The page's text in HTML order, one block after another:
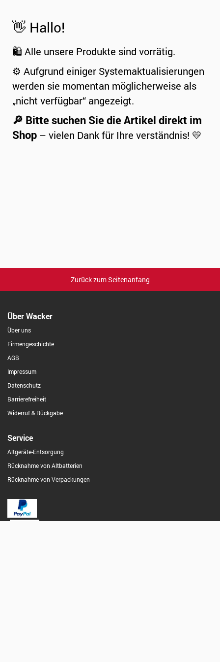
👋 Hallo!
🛍️ Alle unsere Produkte sind vorrätig.
⚙️ Aufgrund einiger Systemaktualisierungen
werden sie momentan möglicherweise als
„nicht verfügbar“ angezeigt.
🔎 Bitte suchen Sie die Artikel direkt im
Shop – vielen Dank für Ihre verständnis! 💛
Zurück zum Seitenanfang
Über Wacker
Über uns
Firmengeschichte
AGB
Impressum
Datenschutz
Barrierefreiheit
Widerruf & Rückgabe
Service
Altgeräte-Entsorgung
Rücknahme von Altbatterien
Rücknahme von Verpackungen